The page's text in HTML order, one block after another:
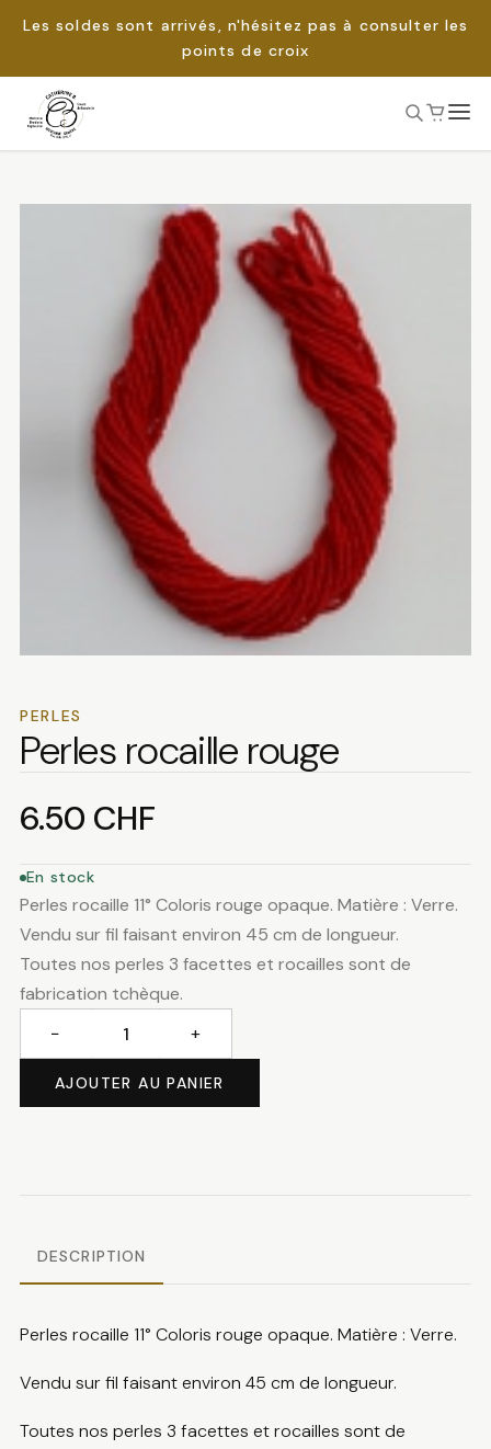
Les soldes sont arrivés, n'hésitez pas à consulter les
points de croix
Passer
PERLES
Perles rocaille rouge
6.50 CHF
En stock
Perles rocaille 11° Coloris rouge opaque. Matière : Verre.
Vendu sur fil faisant environ 45 cm de longueur.
Toutes nos perles 3 facettes et rocailles sont de
fabrication tchèque.
Perles
− +
AJOUTER AU PANIER
DESCRIPTION
Perles rocaille 11° Coloris rouge opaque. Matière : Verre.
Vendu sur fil faisant environ 45 cm de longueur.
Toutes nos perles 3 facettes et rocailles sont de